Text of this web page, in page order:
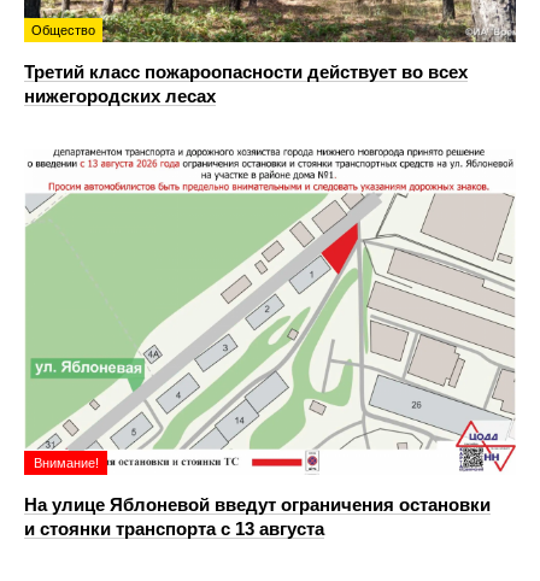
Общество
Третий класс пожароопасности действует во всех
нижегородских лесах
Внимание!
На улице Яблоневой введут ограничения остановки
и стоянки транспорта с 13 августа